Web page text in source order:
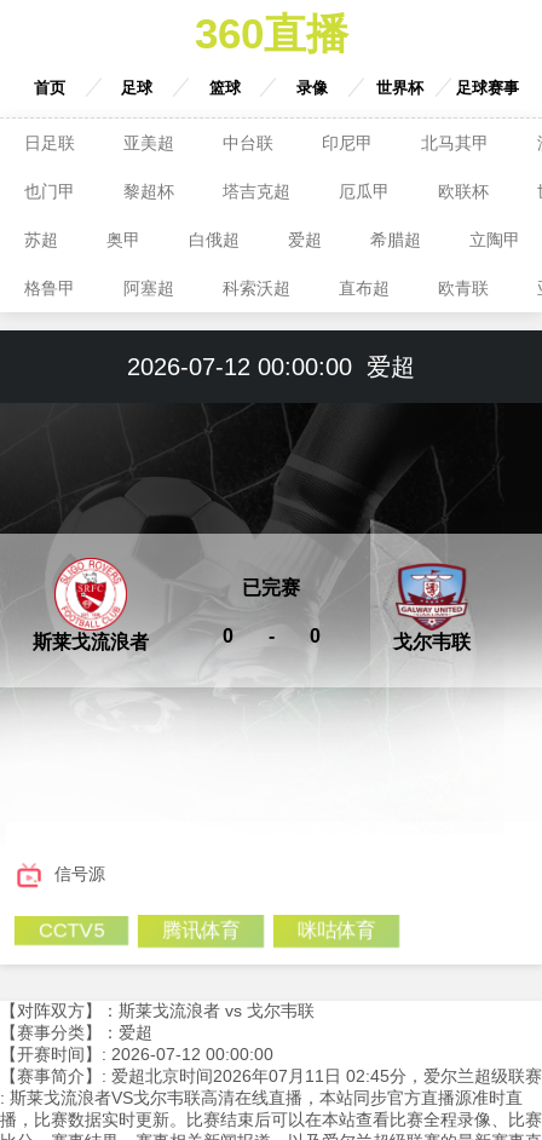
360直播
首页 足球 篮球 录像 世界杯 足球赛事
日足联 亚美超 中台联 印尼甲 北马其甲
也门甲 黎超杯 塔吉克超 厄瓜甲 欧联杯
苏超 奥甲 白俄超 爱超 希腊超 立陶甲
格鲁甲 阿塞超 科索沃超 直布超 欧青联
2026-07-12 00:00:00 爱超
斯莱戈流浪者 0 - 0
已完赛
戈尔韦联
信号源
CCTV5 腾讯体育 咪咕体育
【对阵双方】：斯莱戈流浪者 vs 戈尔韦联
【赛事分类】：爱超
【开赛时间】: 2026-07-12 00:00:00
【赛事简介】: 爱超北京时间2026年07月11日 02:45分，爱尔兰超级联赛
: 斯莱戈流浪者VS戈尔韦联高清在线直播，本站同步官方直播源准时直
播，比赛数据实时更新。比赛结束后可以在本站查看比赛全程录像、比赛